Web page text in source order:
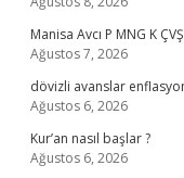
Manisa Avcı P MNG K
Ağustos 7, 2026
dövizli avanslar
Ağustos 6, 2026
Kur’an nasıl başlar ?
Ağustos 6, 2026